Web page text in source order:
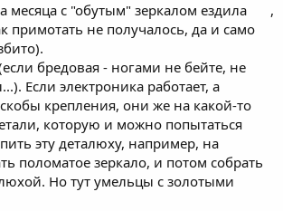
месяца с "обутым" зеркалом ездила
,
примотать не получалось, да и само
бредовая - ногами не бейте, не
Если электроника работает, а
крепления, они же на какой-то
которую и можно попытаться
эту деталюху, например, на
поломатое зеркало, и потом собрать
Но тут умельцы с золотыми